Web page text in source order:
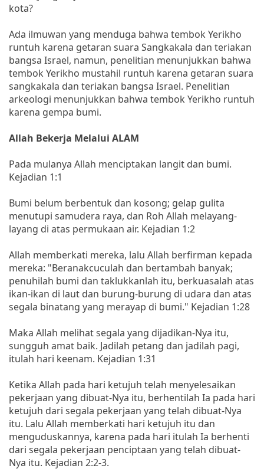
kota?
Ada ilmuwan yang menduga bahwa tembok Yerikho
runtuh karena getaran suara Sangkakala dan teriakan
bangsa Israel, namun, penelitian menunjukkan bahwa
tembok Yerikho mustahil runtuh karena getaran suara
sangkakala dan teriakan bangsa Israel. Penelitian
arkeologi menunjukkan bahwa tembok Yerikho runtuh
karena gempa bumi.
Allah Bekerja Melalui ALAM
Pada mulanya Allah menciptakan langit dan bumi.
Kejadian 1:1
Bumi belum berbentuk dan kosong; gelap gulita
menutupi samudera raya, dan Roh Allah melayang-
layang di atas permukaan air. Kejadian 1:2
Allah memberkati mereka, lalu Allah berfirman kepada
mereka: "Beranakcuculah dan bertambah banyak;
penuhilah bumi dan taklukkanlah itu, berkuasalah atas
ikan-ikan di laut dan burung-burung di udara dan atas
segala binatang yang merayap di bumi." Kejadian 1:28
Maka Allah melihat segala yang dijadikan-Nya itu,
sungguh amat baik. Jadilah petang dan jadilah pagi,
itulah hari keenam. Kejadian 1:31
Ketika Allah pada hari ketujuh telah menyelesaikan
pekerjaan yang dibuat-Nya itu, berhentilah Ia pada hari
ketujuh dari segala pekerjaan yang telah dibuat-Nya
itu. Lalu Allah memberkati hari ketujuh itu dan
menguduskannya, karena pada hari itulah Ia berhenti
dari segala pekerjaan penciptaan yang telah dibuat-
Nya itu. Kejadian 2:2-3.